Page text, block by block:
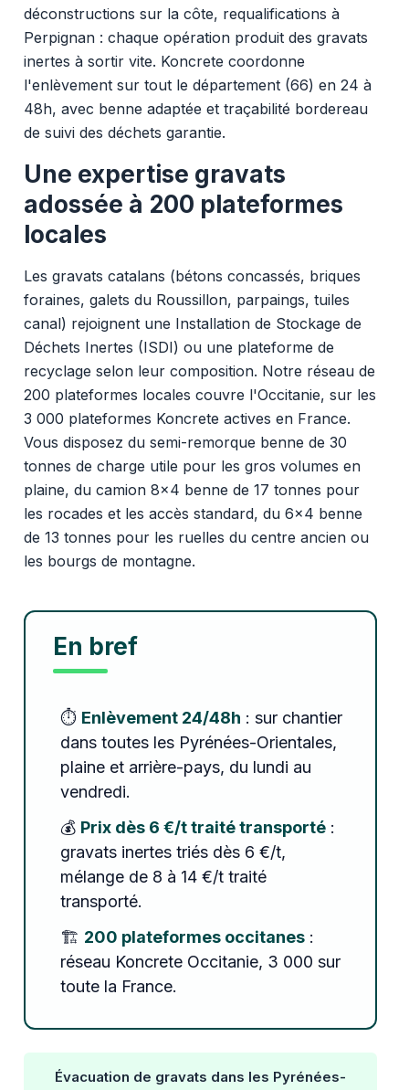
déconstructions sur la côte, requalifications à
Perpignan : chaque opération produit des gravats
inertes à sortir vite. Koncrete coordonne
l'enlèvement sur tout le département (66) en 24 à
48h, avec benne adaptée et traçabilité bordereau
de suivi des déchets garantie.
Une expertise gravats
adossée à 200 plateformes
locales
Les gravats catalans (bétons concassés, briques
foraines, galets du Roussillon, parpaings, tuiles
canal) rejoignent une Installation de Stockage de
Déchets Inertes (ISDI) ou une plateforme de
recyclage selon leur composition. Notre réseau de
200 plateformes locales couvre l'Occitanie, sur les
3 000 plateformes Koncrete actives en France.
Vous disposez du semi-remorque benne de 30
tonnes de charge utile pour les gros volumes en
plaine, du camion 8x4 benne de 17 tonnes pour
les rocades et les accès standard, du 6x4 benne
de 13 tonnes pour les ruelles du centre ancien ou
les bourgs de montagne.
En bref
⏱️ Enlèvement 24/48h : sur chantier
dans toutes les Pyrénées-Orientales,
plaine et arrière-pays, du lundi au
vendredi.
💰 Prix dès 6 €/t traité transporté:
gravats inertes triés dès 6 €/t,
mélange de 8 à 14 €/t traité
transporté.
🏗️ 200 plateformes occitanes:
réseau Koncrete Occitanie, 3 000 sur
toute la France.
Évacuation de gravats dans les Pyrénées-